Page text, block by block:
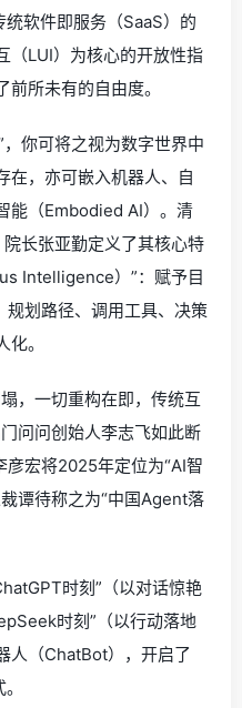
软件即服务（SaaS）的
（LUI）为核心的开放性指
所未有的自由度。
你可将之视为数字世界中
在，亦可嵌入机器人、自
能（Embodied AI）。清
长张亚勤定义了其核心特
Intelligence）”：赋予目
划路径、调用工具、决策
。
，一切重构在即，传统互
问问创始人李志飞如此断
宏将2025年定位为“AI智
谭待称之为“中国Agent落
时刻”（以对话惊艳
时刻”（以行动落地
人（ChatBot），开启了